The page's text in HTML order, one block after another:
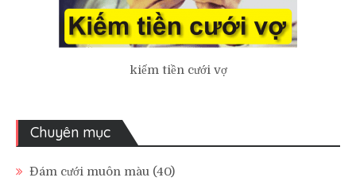
kiếm tiền cưới vợ
Chuyên mục
Đám cưới muôn màu (40)